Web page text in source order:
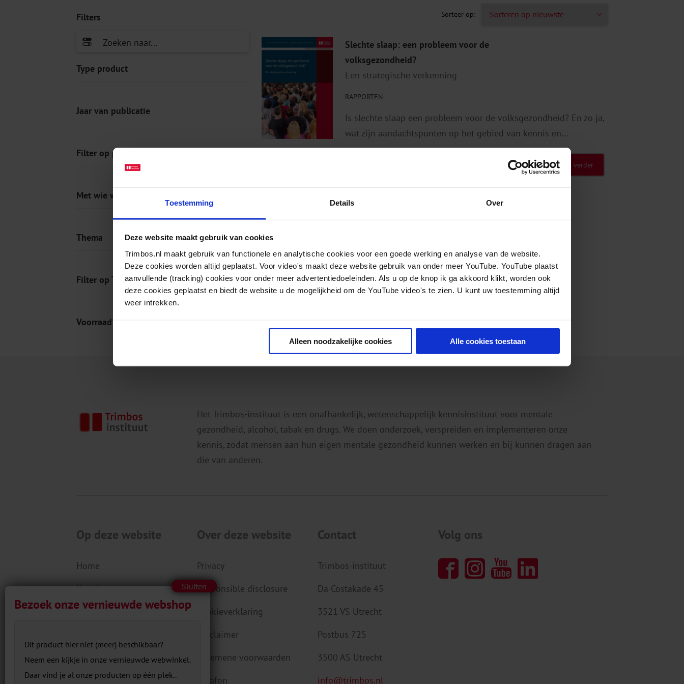
Toestemming Details Over
Deze website maakt gebruik van cookies
Trimbos.nl maakt gebruik van functionele en analytische cookies voor een goede werking en analyse van de website.
Deze cookies worden altijd geplaatst. Voor video's maakt deze website gebruik van onder meer YouTube. YouTube plaatst
aanvullende (tracking) cookies voor onder meer advertentiedoeleinden. Als u op de knop ik ga akkoord klikt, worden ook
deze cookies geplaatst en biedt de website u de mogelijkheid om de YouTube video's te zien. U kunt uw toestemming altijd
weer intrekken.
Alleen noodzakelijke cookies Alle cookies toestaan
Filters
Type product
Jaar van publicatie
Filter op prijs
Met wie werkt u?
Thema
Filter op Tag
Voorraad
Slechte slaap: een probleem voor de
volksgezondheid?
Een strategische verkenning
RAPPORTEN
Is slechte slaap een probleem voor de volksgezondheid? En zo ja,
wat zijn aandachtspunten op het gebied van kennis en...
Lees verder
Het Trimbos-instituut is een onafhankelijk, wetenschappelijk kennisinstituut voor mentale
gezondheid, alcohol, tabak en drugs. We doen onderzoek, verspreiden en implementeren onze
kennis, zodat mensen aan hun eigen mentale gezondheid kunnen werken en bij kunnen dragen aan
die van anderen.
Op deze website
Home
Kennis
Aanbod
Over ons
Contact
Over deze website
Privacy
Responsible disclosure
Cookieverklaring
Disclaimer
Algemene voorwaarden
Colofon
Contact
Trimbos-instituut
Da Costakade 45
3521 VS Utrecht
Postbus 725
3500 AS Utrecht
info@trimbos.nl
Volg ons
Dit product hier niet (meer) beschikbaar?
Neem een kijkje in onze vernieuwde webwinkel.
Daar vind je al onze producten op één plek..